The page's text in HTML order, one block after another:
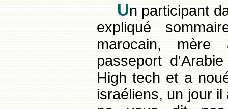
Un participant
expliqué
marocain, mère
passeport
High tech et a
israéliens, un jour il